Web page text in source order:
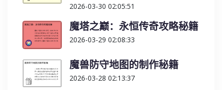
2026-03-30 02:05:51
魔塔之巅：永恒传奇攻略秘籍
2026-03-29 02:08:33
魔兽防守地图的制作秘籍
2026-03-28 02:13:37